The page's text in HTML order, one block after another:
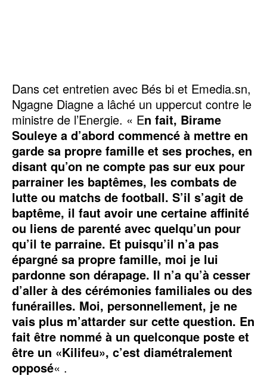
Dans cet entretien avec Bés bi et Emedia.sn,
Ngagne Diagne a lâché un uppercut contre le
ministre de l’Energie. « En fait, Birame
Souleye a d’abord commencé à mettre en
garde sa propre famille et ses proches, en
disant qu’on ne compte pas sur eux pour
parrainer les baptêmes, les combats de
lutte ou matchs de football. S’il s’agit de
baptême, il faut avoir une certaine affinité
ou liens de parenté avec quelqu’un pour
qu’il te parraine. Et puisqu’il n’a pas
épargné sa propre famille, moi je lui
pardonne son dérapage. Il n’a qu’à cesser
d’aller à des cérémonies familiales ou des
funérailles. Moi, personnellement, je ne
vais plus m’attarder sur cette question. En
fait être nommé à un quelconque poste et
être un «Kilifeu», c’est diamétralement
opposé« .